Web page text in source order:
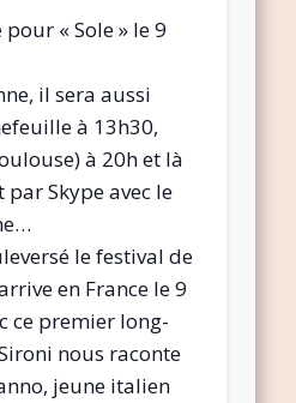
« Sole » le 9
il sera aussi
à 13h30,
à 20h et là
par Skype avec le
le festival de
en France le 9
ce premier long-
nous raconte
jeune italien